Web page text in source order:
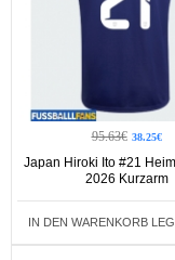
95.63€ 38.25€
Japan Hiroki Ito #21
2026 Kurzarm
IN DEN WARENKORB